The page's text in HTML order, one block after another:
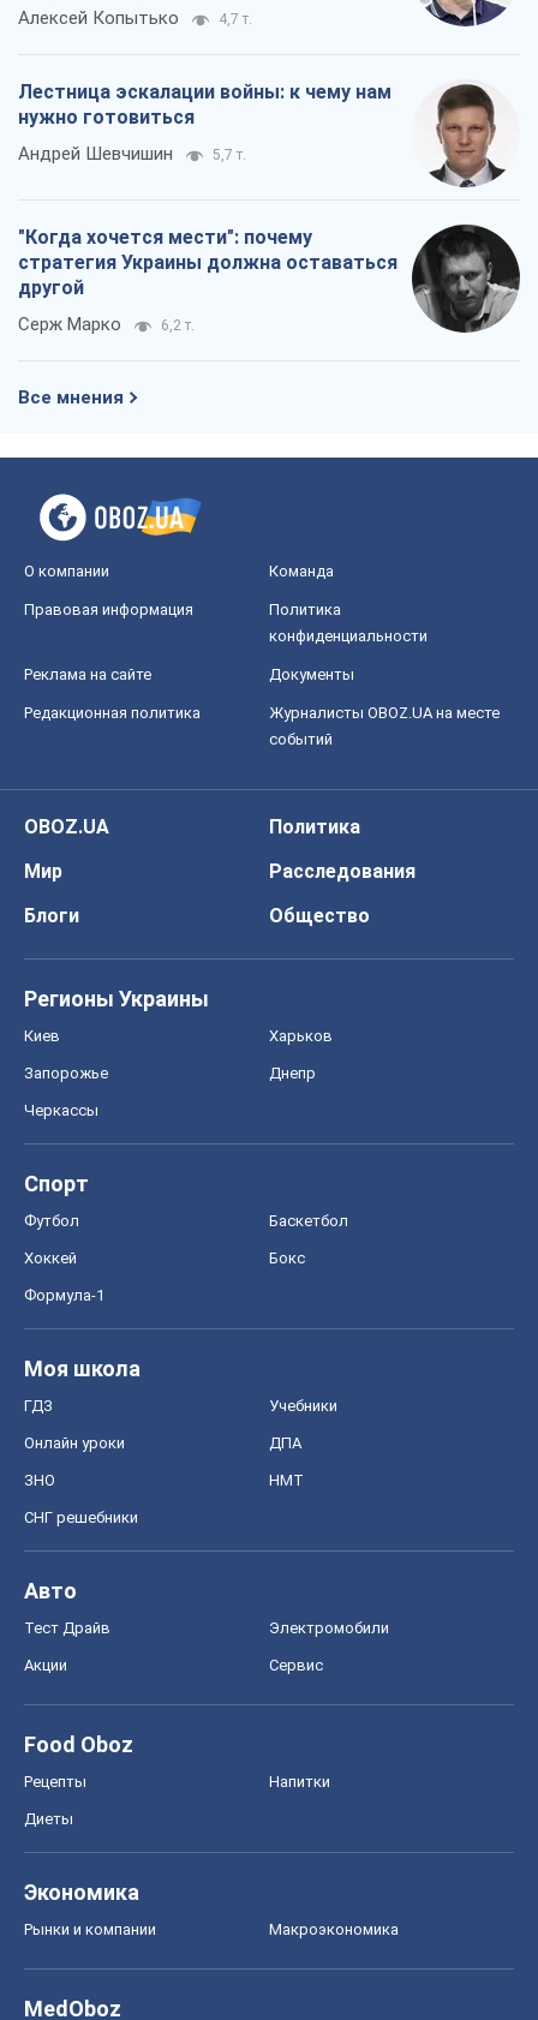
Алексей Копытько 4,7 т.
Лестница эскалации войны: к чему нам
нужно готовиться
Андрей Шевчишин 5,7 т.
"Когда хочется мести": почему
стратегия Украины должна оставаться
другой
Серж Марко 6,2 т.
Все мнения
О компании Команда
Правовая информация
Политика
конфиденциальности
Реклама на сайте Документы
Редакционная политика
Журналисты OBOZ.UA на месте
событий
OBOZ.UA
Политика
Мир
Расследования
Блоги
Общество
Регионы Украины
Киев Харьков
Запорожье Днепр
Черкассы
Спорт
Футбол Баскетбол
Хоккей Бокс
Формула-1
Моя школа
ГДЗ Учебники
Онлайн уроки ДПА
ЗНО НМТ
СНГ решебники
Авто
Тест Драйв Электромобили
Акции Сервис
Food Oboz
Рецепты Напитки
Диеты
Экономика
Рынки и компании Mакроэкономика
MedOboz